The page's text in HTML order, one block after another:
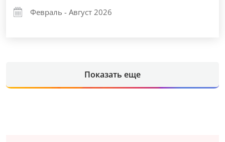
Февраль - Август 2026
Показать еще